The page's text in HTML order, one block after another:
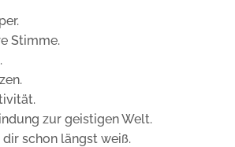
Stimme.
zur geistigen Welt.
dir schon längst weiß.